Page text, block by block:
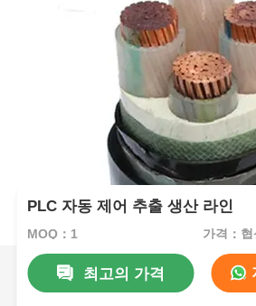
PLC 자동 제어 추출 생산 라인
MOQ：1 가격：
최고의 가격